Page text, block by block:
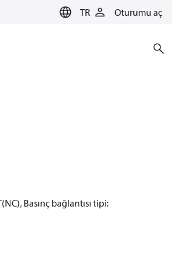
TR Oturumu aç
Basınç bağlantısı tipi: